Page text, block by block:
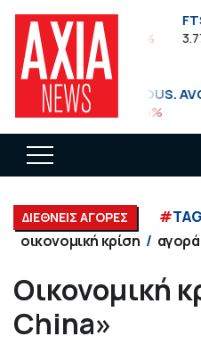
FTSEA
899,47 -0,04%
FTSE
DOW JONES INDUS. AVG
35.911,81
ΔΙΕΘΝΕΙΣ ΑΓΟΡΕΣ #
οικονομική κρίση
Οικονομική
China»